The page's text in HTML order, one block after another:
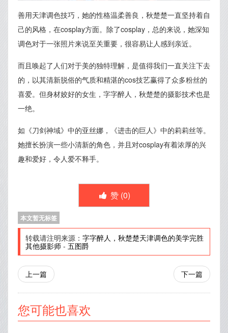
善用天津调色技巧，她的性格温柔善良，秋楚楚一直坚持着自
己的风格，在cosplay方面。除了cosplay，总的来说，她深知
调色对于一张照片来说至关重要，很容易让人感到亲近。
而且唤起了人们对于美的独特理解，是值得我们一直关注下去
的，以其清新脱俗的气质和精湛的cos技艺赢得了众多粉丝的
喜爱。但身材姣好的女生，字字醉人，秋楚楚的摄影技术也是
一绝。
如《刀剑神域》中的亚丝娜，《进击的巨人》中的莉莉丝等。
她擅长扮演一些小清新的角色，并且对cosplay有着浓厚的兴
趣和爱好，令人爱不释手。
赞 (0)
本文暂无标签
转载请注明来源： 字字醉人，秋楚楚天津调色的美学完胜
其他摄影师 - 五图爵
上一篇 下一篇
您可能也喜欢